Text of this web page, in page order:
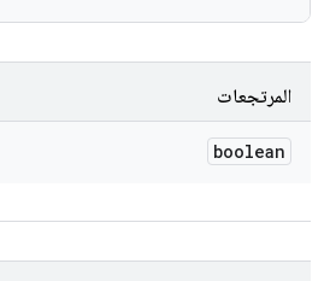
المرتجعات
boolean